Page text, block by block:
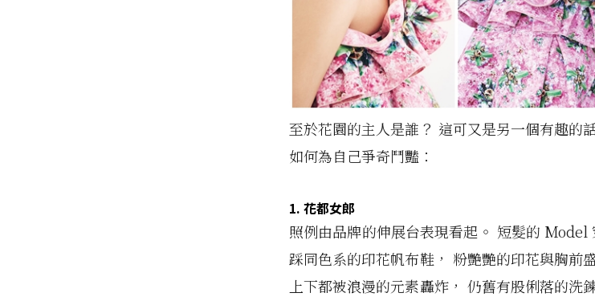
至於花園的主人是誰？ 這可又是另一個有趣的
如何為自己爭奇鬥豔：
1. 花都女郎
照例由品牌的伸展台表現看起。 短髮的 Model
踩同色系的印花帆布鞋， 粉艷艷的印花與胸前
上下都被浪漫的元素轟炸， 仍舊有股俐落的洗